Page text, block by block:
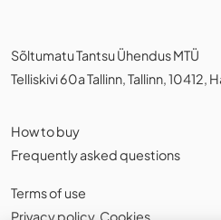
Sõltumatu Tantsu Ühendus MTÜ
Telliskivi 60a Tallinn, Tallinn, 10412,
How to buy
Frequently asked questions
Terms of use
Privacy policy, Cookies